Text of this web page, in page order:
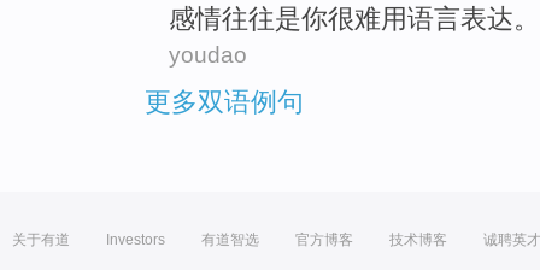
感情往往是你很难用语言表达。
youdao
更多双语例句
关于有道 Investors 有道智选 官方博客 技术博客 诚聘英才